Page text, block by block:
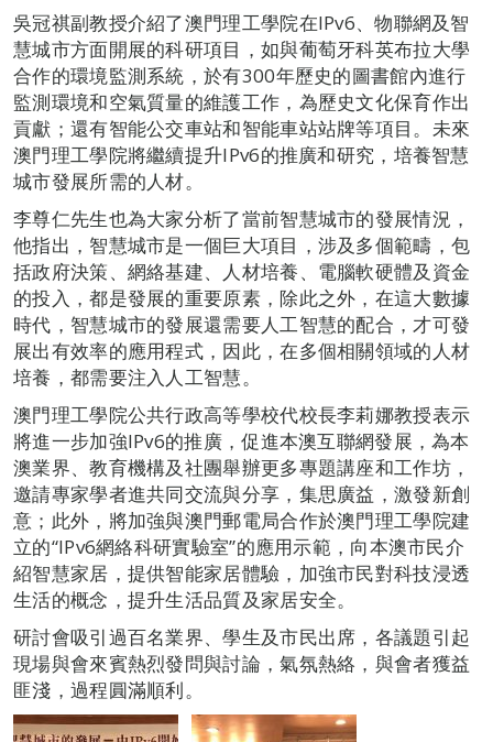
吳冠祺副教授介紹了澳門理工學院在IPv6、物聯網及智
慧城市方面開展的科研項目，如與葡萄牙科英布拉大學
合作的環境監測系統，於有300年歷史的圖書館內進行
監測環境和空氣質量的維護工作，為歷史文化保育作出
貢獻；還有智能公交車站和智能車站站牌等項目。未來
澳門理工學院將繼續提升IPv6的推廣和研究，培養智慧
城市發展所需的人材。
李尊仁先生也為大家分析了當前智慧城市的發展情況，
他指出，智慧城市是一個巨大項目，涉及多個範疇，包
括政府決策、網絡基建、人材培養、電腦軟硬體及資金
的投入，都是發展的重要原素，除此之外，在這大數據
時代，智慧城市的發展還需要人工智慧的配合，才可發
展出有效率的應用程式，因此，在多個相關領域的人材
培養，都需要注入人工智慧。
澳門理工學院公共行政高等學校代校長李莉娜教授表示
將進一步加強IPv6的推廣，促進本澳互聯網發展，為本
澳業界、教育機構及社團舉辦更多專題講座和工作坊，
邀請專家學者進共同交流與分享，集思廣益，激發新創
意；此外，將加強與澳門郵電局合作於澳門理工學院建
立的“IPv6網絡科研實驗室”的應用示範，向本澳市民介
紹智慧家居，提供智能家居體驗，加強市民對科技浸透
生活的概念，提升生活品質及家居安全。
研討會吸引過百名業界、學生及市民出席，各議題引起
現場與會來賓熱烈發問與討論，氣氛熱絡，與會者獲益
匪淺，過程圓滿順利。